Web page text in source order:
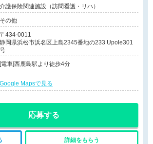
介護保険関連施設（訪問看護・リハ）
その他
〒434-0011
静岡県浜松市浜名区上島2345番地の233 Upole301
号
[電車]西鹿島駅より徒歩4分
Google Mapsで見る
応募する
詳細をもらう